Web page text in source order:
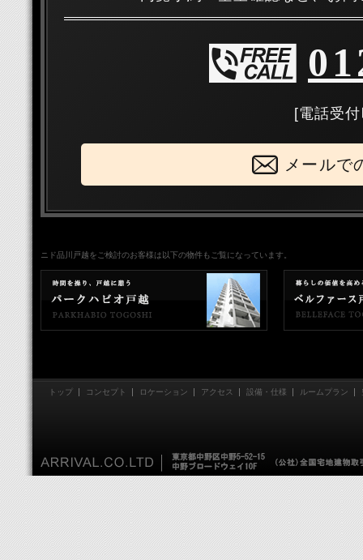
[電話受
メールで
ニド品川戸越をご検討のお客様は以下の物件もご覧になっています。
トップ コンセプト ロケーション アクセス 設備・仕様 ルームプラン